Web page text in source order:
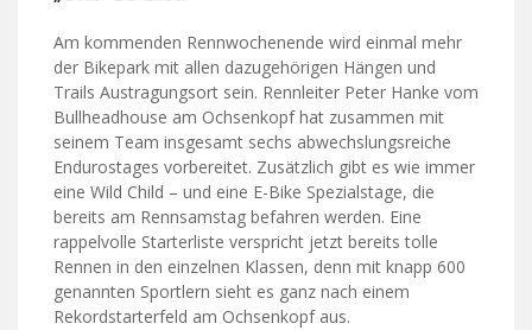
Am kommenden Rennwochenende wird einmal mehr
der Bikepark mit allen dazugehörigen Hängen und
Trails Austragungsort sein. Rennleiter Peter Hanke vom
Bullheadhouse am Ochsenkopf hat zusammen mit
seinem Team insgesamt sechs abwechslungsreiche
Endurostages vorbereitet. Zusätzlich gibt es wie immer
eine Wild Child – und eine E-Bike Spezialstage, die
bereits am Rennsamstag befahren werden. Eine
rappelvolle Starterliste verspricht jetzt bereits tolle
Rennen in den einzelnen Klassen, denn mit knapp 600
genannten Sportlern sieht es ganz nach einem
Rekordstarterfeld am Ochsenkopf aus.